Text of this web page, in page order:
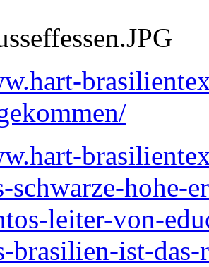
schwarze-hohe-
leiter-von-
brasilien-ist-